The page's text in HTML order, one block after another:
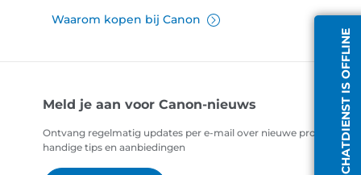
CHATDIENST IS OFFLINE
Waarom kopen bij Canon
Meld je aan voor Canon-nieuws
Ontvang regelmatig updates per e-mail over nieuwe producten,
handige tips en aanbiedingen